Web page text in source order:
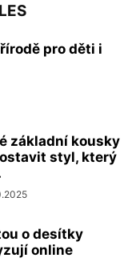
pro děti i
základní kousky
styl, který
o desítky
online